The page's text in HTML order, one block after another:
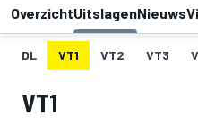
OverzichtUitslagenNieuws
DL VT1 VT2 VT3
VT1